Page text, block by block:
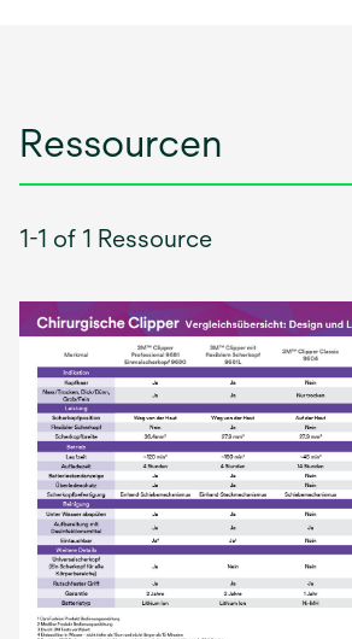
Ressourcen
1-1 of 1 Ressource